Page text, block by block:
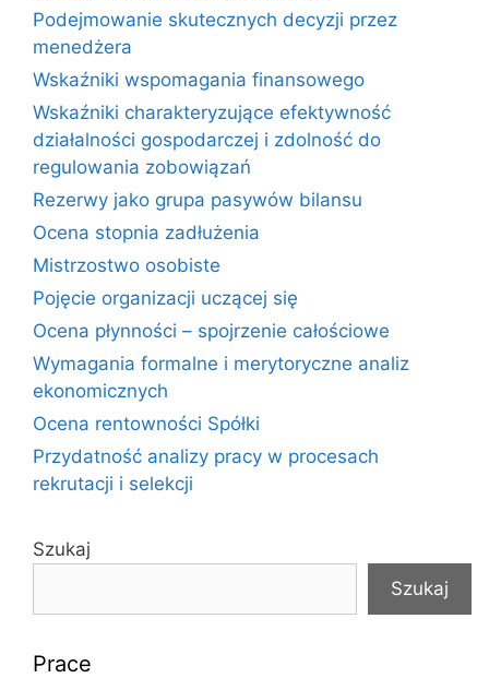
Podejmowanie skutecznych decyzji przez
menedżera
Wskaźniki wspomagania finansowego
Wskaźniki charakteryzujące efektywność
działalności gospodarczej i zdolność do
regulowania zobowiązań
Rezerwy jako grupa pasywów bilansu
Ocena stopnia zadłużenia
Mistrzostwo osobiste
Pojęcie organizacji uczącej się
Ocena płynności – spojrzenie całościowe
Wymagania formalne i merytoryczne analiz
ekonomicznych
Ocena rentowności Spółki
Przydatność analizy pracy w procesach
rekrutacji i selekcji
Szukaj
Szukaj
Prace